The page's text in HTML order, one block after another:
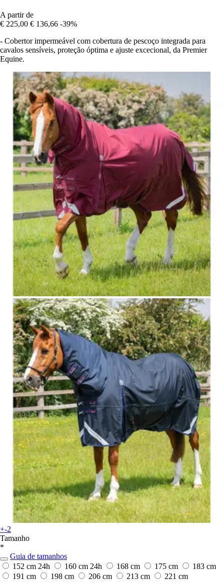
A partir de
€ 225,00 € 136,66 -39%
- Cobertor impermeável com cobertura de pescoço integrada para
cavalos sensíveis, proteção óptima e ajuste excecional, da Premier
Equine.
+-2
Tamanho
*
Guia de tamanhos
152 cm 24h 160 cm 24h 168 cm 175 cm
183 cm
191 cm
198 cm 206 cm 213 cm
221 cm